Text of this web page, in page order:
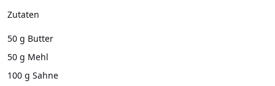
Zutaten
50 g Butter
50 g Mehl
100 g Sahne